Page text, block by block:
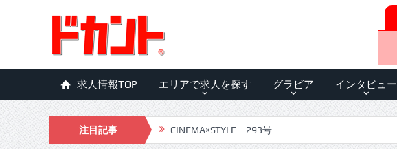
求人情報TOP エリアで求人を探す グラビア インタビュー
注目記事
CINEMA×STYLE 293号
CINEMA×STYLE 292号